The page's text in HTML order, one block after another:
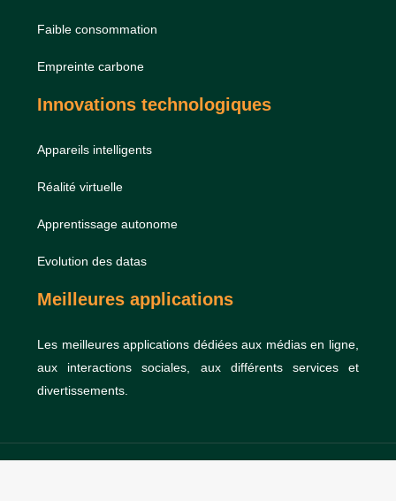
Faible consommation
Empreinte carbone
Innovations technologiques
Appareils intelligents
Réalité virtuelle
Apprentissage autonome
Evolution des datas
Meilleures applications
Les meilleures applications dédiées aux médias en ligne,
aux interactions sociales, aux différents services et
divertissements.